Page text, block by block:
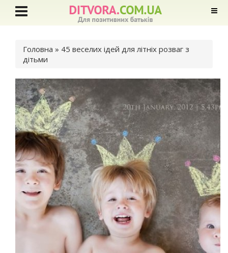
Ви є тут
Головна » 45 веселих ідей для літніх розваг з
дітьми